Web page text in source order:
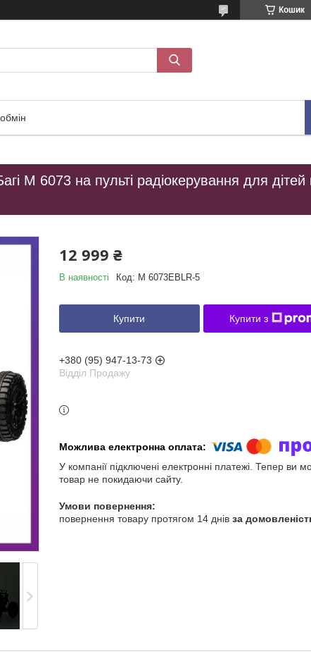
Кошик
M 6073 на пульті радіокерування для дітей
12 999 ₴
В наявності Код: M 6073EBLR-5
Купити Купити з
+380 (95) 947-13-73
Відділ Продажу
У компанії підключені електронні платежі. Тепер ви
товар не покидаючи сайту.
повернення товару протягом 14 днів за